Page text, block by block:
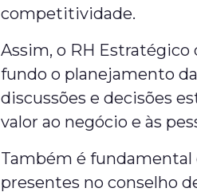
competitividade.
Assim, o RH Estratégico
fundo o planejamento
discussões e decisões
valor ao negócio e às
Também é fundamental
presentes no conselho